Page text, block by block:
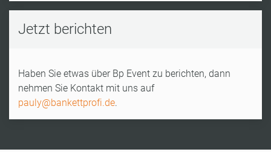
Jetzt berichten
Haben Sie etwas über Bp Event zu berichten, dann
nehmen Sie Kontakt mit uns auf
pauly@bankettprofi.de.